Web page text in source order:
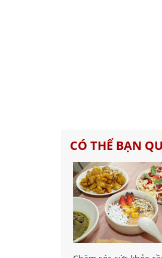
CÓ THỂ BẠN